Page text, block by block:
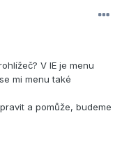
V IE je menu
mi menu také
a pomůže, budeme